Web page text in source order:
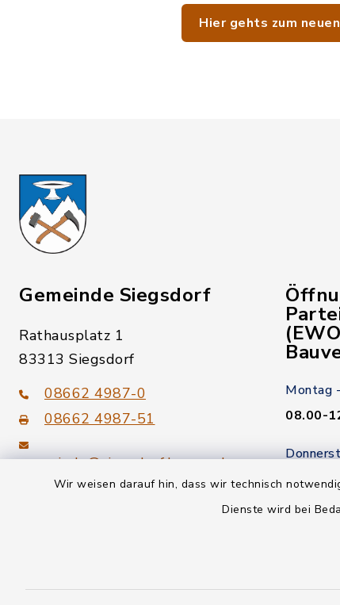
Wir weisen darauf hin, dass wir technisch
Dienste wird bei
Hier gehts zum
Gemeinde Siegsdorf
Rathausplatz 1
83313 Siegsdorf
08662 4987-0
08662 4987-51
gemeinde@siegsdorf.bayern.de
Montag
08.00-
14.00-
Kein